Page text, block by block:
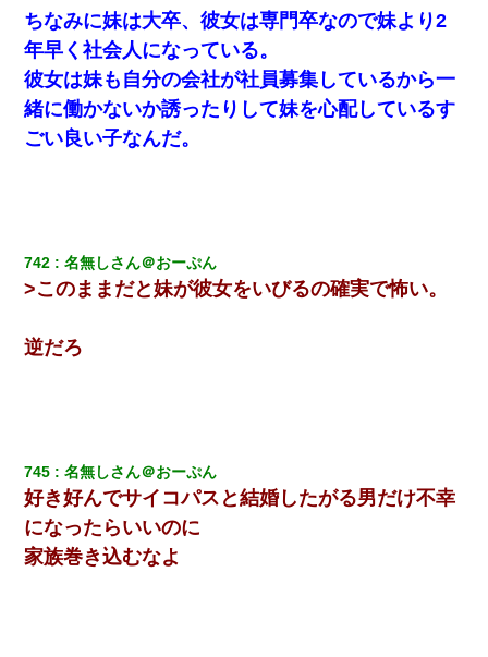
10年ほど前、息子がまだ年中だった時に離婚したんだけど、一昨
年の暮れに突然息子が職場を訪ねてきた。
高1のとき男に襲われ、不妊の叔母に頼まれて出産。→叔母夫婦が
養子縁組してアメリカに子供を連れ帰った。→9・11で叔母夫婦が
亡くなってしまい…
友人「酒の勢いで女先輩をホテルに連れ込んだｗｗｗｗｗ」俺
「…」
彼氏家「うちは墨入れるのが伝統だから。お前も彫れ」 → 結果…
りウワキしてたんだな…」長男「俺は誰の子供なの？」長女・次
男「ウワキ女！」
旦那の元嫁「離婚したとはいえ、私が本来の妻。許可なく結婚す
るなんてどういう神経してるの？離婚届を記入して持って来い」
ちなみに妹は大卒、彼女は専門卒なので妹より2
年早く社会人になっている。
彼女は妹も自分の会社が社員募集しているから一
緒に働かないか誘ったりして妹を心配しているす
ごい良い子なんだ。
742 名無しさん＠おーぷん
>このままだと妹が彼女をいびるの確実で怖い。
逆だろ
745 名無しさん＠おーぷん
好き好んでサイコパスと結婚したがる男だけ不幸
になったらいいのに
家族巻き込むなよ